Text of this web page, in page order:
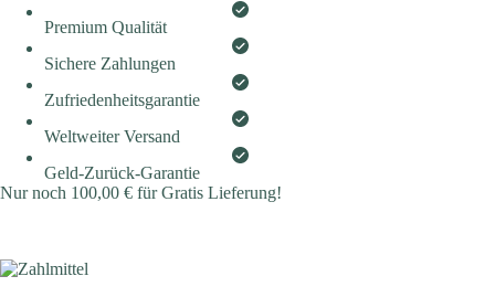
Premium Qualität
Sichere Zahlungen
Zufriedenheitsgarantie
Weltweiter Versand
Geld-Zurück-Garantie
Nur noch 100,00 € für Gratis Lieferung!